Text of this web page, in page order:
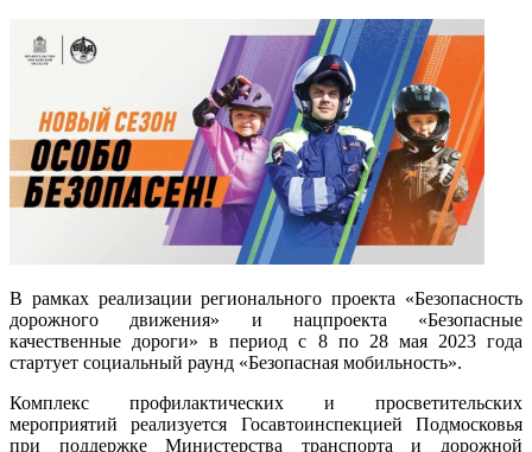
В рамках реализации регионального проекта «Безопасность
дорожного движения» и нацпроекта «Безопасные
качественные дороги» в период с 8 по 28 мая 2023 года
стартует социальный раунд «Безопасная мобильность».
Комплекс профилактических и просветительских
мероприятий реализуется Госавтоинспекцией Подмосковья
при поддержке Министерства транспорта и дорожной